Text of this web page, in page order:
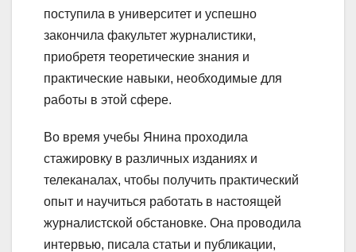
поступила в университет и успешно
закончила факультет журналистики,
приобретя теоретические знания и
практические навыки, необходимые для
работы в этой сфере.
Во время учебы Янина проходила
стажировку в различных изданиях и
телеканалах, чтобы получить практический
опыт и научиться работать в настоящей
журналистской обстановке. Она проводила
интервью, писала статьи и публикации,